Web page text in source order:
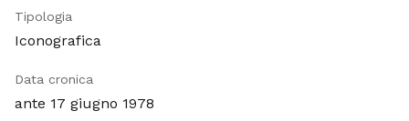
Tipologia
Iconografica
Data cronica
ante 17 giugno 1978